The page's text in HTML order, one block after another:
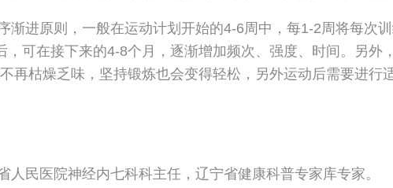
进原则，一般在运动计划开始的4-6周中，每1-2周将每次训
，可在接下来的4-8个月，逐渐增加频次、强度、时间。另外
再枯燥乏味，坚持锻炼也会变得轻松，另外运动后需要进行
民医院神经内七科科主任，辽宁省健康科普专家库专家。